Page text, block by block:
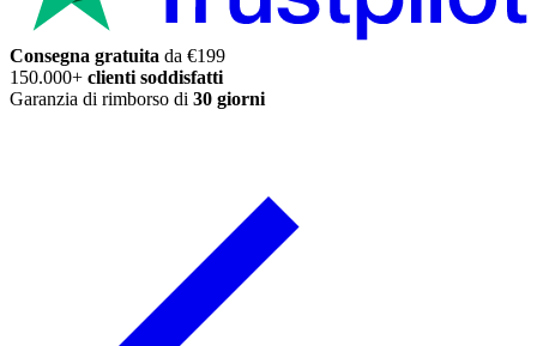
Consegna gratuita da €199
150.000+ clienti soddisfatti
Garanzia di rimborso di 30 giorni